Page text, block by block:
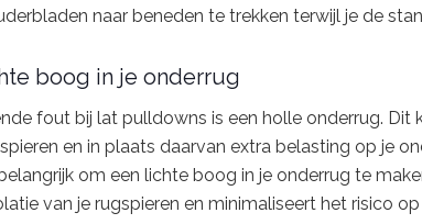
naar beneden te trekken terwijl je de
boog in je onderrug
fout bij lat pulldowns is een holle onderrug. Dit
en in plaats daarvan extra belasting op je
om een lichte boog in je onderrug te
van je rugspieren en minimaliseert het risico op